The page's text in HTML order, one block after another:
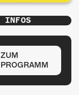
INFOS
ZUM
PROGRAMM